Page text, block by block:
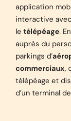
application
interactive
le télépéage.
auprès du
parkings d’
commerciaux,
télépéage et
d’un terminal